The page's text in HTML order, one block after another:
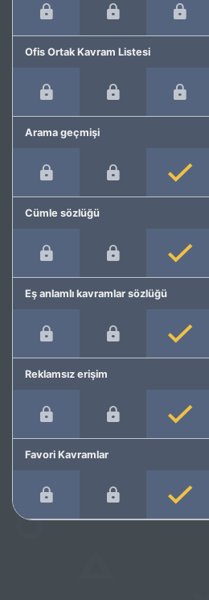
Ofis Ortak Kavram Listesi
Arama geçmişi
Cümle sözlüğü
Eş anlamlı kavramlar sözlüğü
Reklamsız erişim
Favori Kavramlar